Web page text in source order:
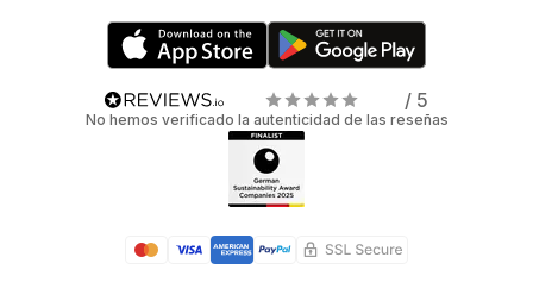
/ 5
No hemos verificado la autenticidad de las reseñas